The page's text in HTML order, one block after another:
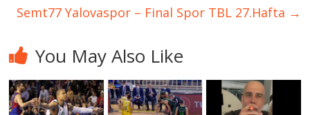
Semt77 Yalovaspor – Final Spor TBL 27.Hafta →
You May Also Like